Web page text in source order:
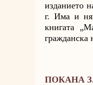
изданието
г. Има и
книгата
гражданска
ПОКАНА